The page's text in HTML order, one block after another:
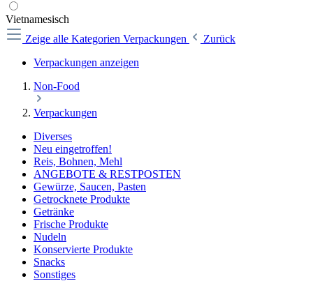
Vietnamesisch
Zeige alle Kategorien Verpackungen
Zurück
Verpackungen anzeigen
Non-Food
Verpackungen
Diverses
Neu eingetroffen!
Reis, Bohnen, Mehl
ANGEBOTE & RESTPOSTEN
Gewürze, Saucen, Pasten
Getrocknete Produkte
Getränke
Frische Produkte
Nudeln
Konservierte Produkte
Snacks
Sonstiges